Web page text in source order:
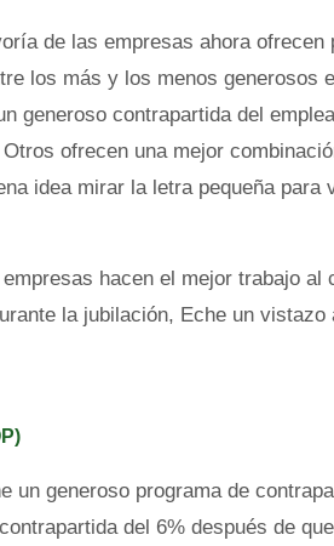
de las empresas ahora
los más y los menos generosos
generoso contrapartida del
ofrecen una mejor
idea mirar la letra pequeña para
hacen el mejor trabajo
la jubilación, Eche un
un generoso programa de
del 6% después de